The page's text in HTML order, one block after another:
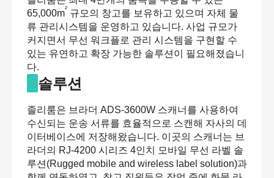
65,000m² 규모의 창고를 보유하고 있으며 자체 물
류 관리시스템을 운영하고 있습니다. 사업 규모가
커지면서 무선 워크플로 관리 시스템을 구현할 수
있는 유연하고 확장 가능한 솔루션이 필요해졌습니
다.
솔루션
졸리룸은 브라더 ADS-3600W 스캐너를 사용하여
수신되는 운송 서류를 효율적으로 스캔해 자사의 데
이터베이스에 저장해왔습니다. 이곳의 스캐너는 브
라더의 RJ-4200 시리즈 4인치 모바일 무선 라벨 솔
루션(Rugged mobile and wireless label solution)과